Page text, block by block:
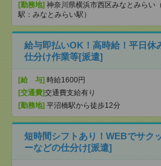
[勤務地] 神奈川県横浜市西区みなとみらい
駅：みなとみらい駅）
給与即払いOK！高時給！平日休
仕分け作業等[派遣]
[給 与] 時給1600円
[交通費]交通費支給有り
[勤務地] 平沼橋駅から徒歩12分
短時間シフトあり！WEBでサク
ーなどの仕分け[派遣]